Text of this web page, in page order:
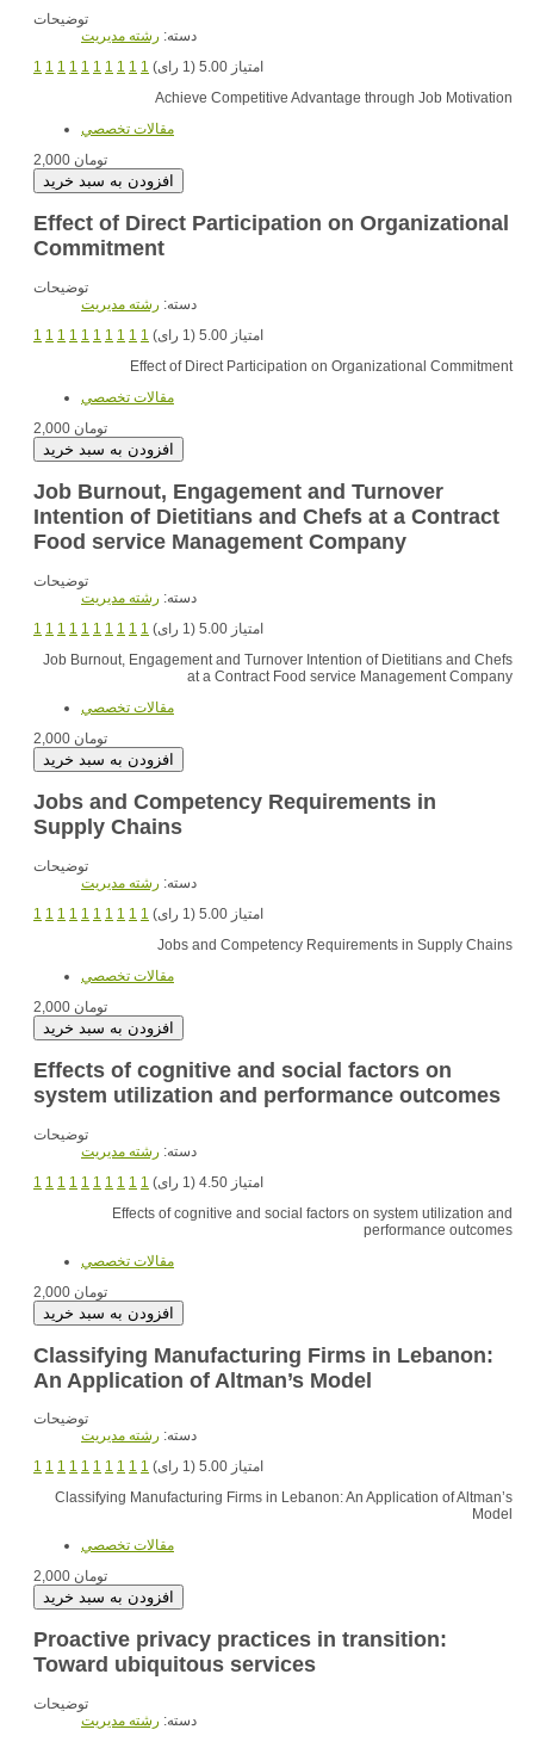
توضیحات
دسته: رشته مديريت
1 1 1 1 1 1 1 1 1 1
امتیاز 5.00 (1 رای)
Achieve Competitive Advantage through Job Motivation
مقالات تخصصي
2,000 تومان
Effect of Direct Participation on Organizational
Commitment
توضیحات
دسته: رشته مديريت
1 1 1 1 1 1 1 1 1 1
امتیاز 5.00 (1 رای)
Effect of Direct Participation on Organizational Commitment
مقالات تخصصي
2,000 تومان
Job Burnout, Engagement and Turnover
Intention of Dietitians and Chefs at a Contract
Food service Management Company
توضیحات
دسته: رشته مديريت
1 1 1 1 1 1 1 1 1 1
امتیاز 5.00 (1 رای)
Job Burnout, Engagement and Turnover Intention of Dietitians and Chefs
at a Contract Food service Management Company
مقالات تخصصي
2,000 تومان
Jobs and Competency Requirements in
Supply Chains
توضیحات
دسته: رشته مديريت
1 1 1 1 1 1 1 1 1 1
امتیاز 5.00 (1 رای)
Jobs and Competency Requirements in Supply Chains
مقالات تخصصي
2,000 تومان
Effects of cognitive and social factors on
system utilization and performance outcomes
توضیحات
دسته: رشته مديريت
1 1 1 1 1 1 1 1 1 1
امتیاز 4.50 (1 رای)
Effects of cognitive and social factors on system utilization and
performance outcomes
مقالات تخصصي
2,000 تومان
Classifying Manufacturing Firms in Lebanon:
An Application of Altman’s Model
توضیحات
دسته: رشته مديريت
1 1 1 1 1 1 1 1 1 1
امتیاز 5.00 (1 رای)
Classifying Manufacturing Firms in Lebanon: An Application of Altman’s
Model
مقالات تخصصي
2,000 تومان
Proactive privacy practices in transition:
Toward ubiquitous services
توضیحات
دسته: رشته مديريت